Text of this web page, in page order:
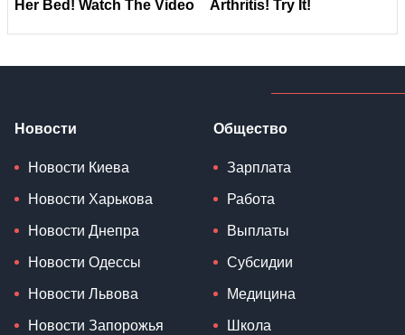
Новости
Новости Киева
Новости Харькова
Новости Днепра
Новости Одессы
Новости Львова
Новости Запорожья
Общество
Зарплата
Работа
Выплаты
Субсидии
Медицина
Школа